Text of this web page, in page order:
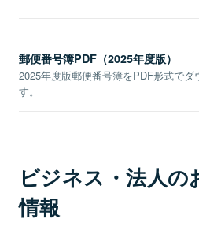
郵便番号簿PDF（2025年度版）
2025年度版郵便番号簿をPDF形式でダ
す。
ビジネス・法人の
情報